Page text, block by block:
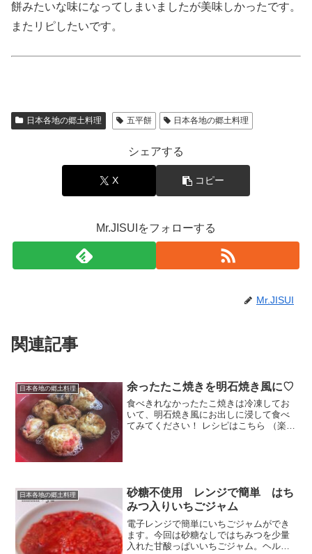
餅みたいな味になってしまいましたが美味しかったです。
またリピしたいです。
日本各地の郷土料理 五平餅 日本各地の郷土料理
シェアする
X コピー
Mr.JISUIをフォローする
Mr.JISUI
関連記事
日本各地の郷土料理 余ったたこ焼きを明石焼き風に♡
食べきれなかったたこ焼きは冷凍してお
いて、明石焼き風にお出しに浸して食べ
てみてください！ レシピはこちら （楽天
日本各地の郷土料理
砂糖不使用 レンジで簡単 はち
みつ入りいちごジャム
電子レンジで簡単にいちごジャムができ
ます。今回は砂糖なしではちみつを少量
入れた甘酸っぱいいちごジャム。ヘルシ